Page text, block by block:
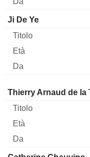
Ji De Ye
Amministratore Titolo
Thierry Arnaud de la